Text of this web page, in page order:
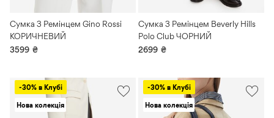
Сумка З Ремінцем Gino Rossi
КОРИЧНЕВИЙ
3599 ₴
Сумка З Ремінцем Beverly Hills
Polo Club ЧОРНИЙ
2699 ₴
-30% в Клубі
Нова колекція
-30% в Клубі
Нова колекція